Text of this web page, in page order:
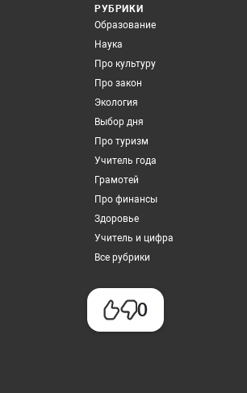
0
РУБРИКИ
Образование
Наука
Про культуру
Про закон
Экология
Выбор дня
Про туризм
Учитель года
Грамотей
Про финансы
Здоровье
Учитель и цифра
Все рубрики